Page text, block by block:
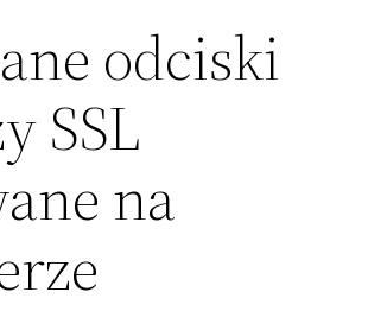
odciski
SSL
na